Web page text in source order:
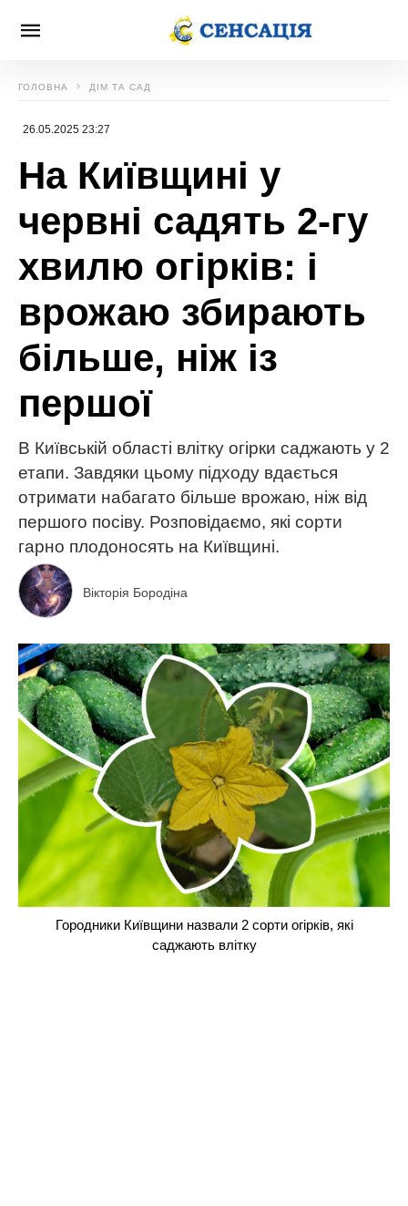
ГОЛОВНА ДІМ ТА САД
26.05.2025 23:27
На Київщині у
червні садять 2-гу
хвилю огірків: і
врожаю збирають
більше, ніж із
першої
В Київській області влітку огірки саджають у 2
етапи. Завдяки цьому підходу вдається
отримати набагато більше врожаю, ніж від
першого посіву. Розповідаємо, які сорти
гарно плодоносять на Київщині.
Вікторія Бородіна
Городники Київщини назвали 2 сорти огірків, які
саджають влітку